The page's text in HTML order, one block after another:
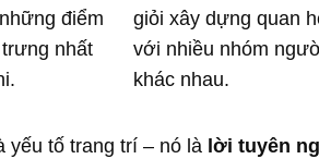
điểm
nhất
giỏi xây dựng quan
với nhiều nhóm
khác nhau.
yếu tố trang trí – nó là lời tuyên